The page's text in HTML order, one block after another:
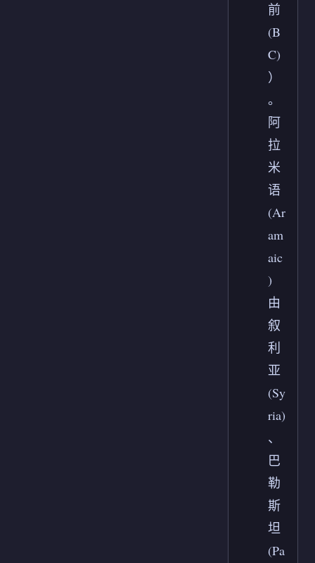
前
(B
C)
）
。
阿
拉
米
语
(Ar
am
aic
)
由
叙
利
亚
(Sy
ria)
、
巴
勒
斯
坦
(Pa